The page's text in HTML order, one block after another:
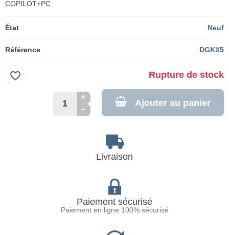
COPILOT+PC
État Neuf
Référence DGKX5
Rupture de stock
Ajouter au panier
favorite_border
Livraison
Paiement sécurisé
Paiement en ligne 100% sécurisé